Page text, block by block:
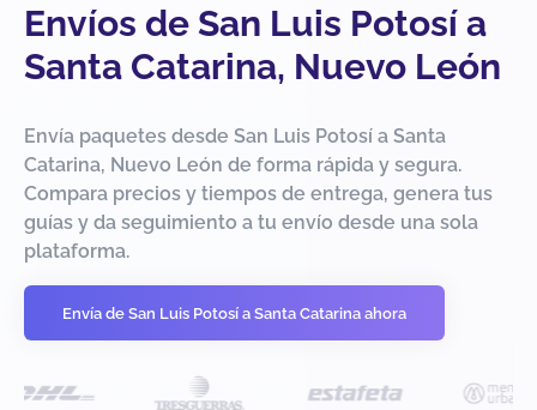
Envíos de San Luis Potosí a
Santa Catarina, Nuevo León
Envía paquetes desde San Luis Potosí a Santa
Catarina, Nuevo León de forma rápida y segura.
Compara precios y tiempos de entrega, genera tus
guías y da seguimiento a tu envío desde una sola
plataforma.
Envía de San Luis Potosí a Santa Catarina ahora